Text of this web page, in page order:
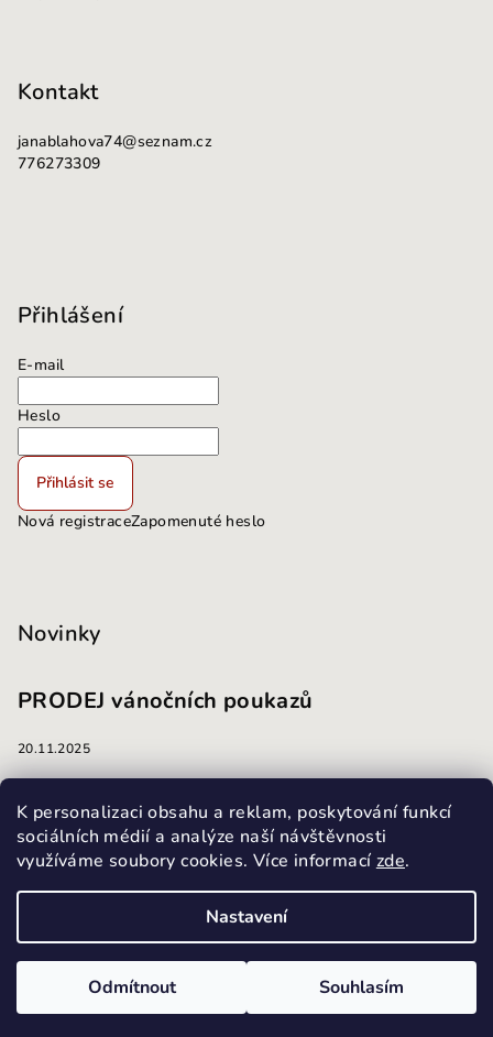
K personalizaci obsahu a reklam, poskytování funkcí
sociálních médií a analýze naší návštěvnosti
využíváme soubory cookies. Více informací zde.
Nastavení
Odmítnout Souhlasím
Kontakt
janablahova74@seznam.cz
776273309
Přihlášení
E-mail
Heslo
Přihlásit se
Nová registraceZapomenuté heslo
Novinky
PRODEJ vánočních poukazů
20.11.2025
masáže
13.10.2025
Všechna práva vyhrazena.
Vytvořil Shoptet